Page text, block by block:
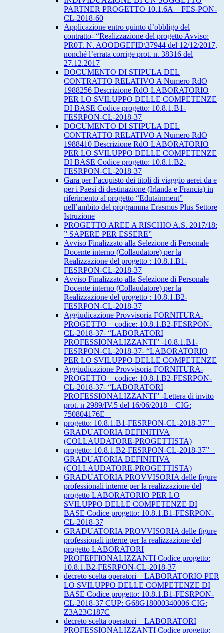
PARTNER PROGETTO 10.1.6A—FES-PON-
CL-2018-60
Applicazione entro quinto d’obbligo del
contratto- “Realizzazione del progetto Avviso:
PR0T. N. AOODGEFID\37944 del 12/12/2017,
nonché l’errata corrige prot. n. 38316 del
27.12.2017
DOCUMENTO DI STIPULA DEL
CONTRATTO RELATIVO A Numero RdO
1988256 Descrizione RdO LABORATORIO
PER LO SVILUPPO DELLE COMPETENZE
DI BASE Codice progetto: 10.8.1.B1-
FESRPON-CL-2018-37
DOCUMENTO DI STIPULA DEL
CONTRATTO RELATIVO A Numero RdO
1988410 Descrizione RdO LABORATORIO
PER LO SVILUPPO DELLE COMPETENZE
DI BASE Codice progetto: 10.8.1.B2-
FESRPON-CL-2018-37
Gara per l’acquisto dei titoli di viaggio aerei da e
per i Paesi di destinazione (Irlanda e Francia) in
riferimento al progetto “Edutainment”
nell’ambito del programma Erasmus Plus Settore
Istruzione
PROGETTO AREE A RISCHIO A.S. 2017/18:
” SAPERE PER ESSERE”
Avviso Finalizzato alla Selezione di Personale
Docente interno (Collaudatore) per la
Realizzazione del progetto : 10.8.1.B1-
FESRPON-CL-2018-37
Avviso Finalizzato alla Selezione di Personale
Docente interno (Collaudatore) per la
Realizzazione del progetto : 10.8.1.B2-
FESRPON-CL-2018-37
Aggiudicazione Provvisoria FORNITURA-
PROGETTO – codice: 10.8.1.B2-FESRPON-
CL-2018-37- “LABORATORI
PROFESSIONALIZZANTI” -10.8.1.B1-
FESRPON-CL-2018-37- “LABORATORIO
PER LO SVILUPPO DELLE COMPETENZE
Aggiudicazione Provvisoria FORNITURA-
PROGETTO – codice: 10.8.1.B2-FESRPON-
CL-2018-37- “LABORATORI
PROFESSIONALIZZANTI” -Lettera di invito
prot. n 2989/IV.5 del 16/06/2018 – CIG:
750804176E –
progetto: 10.8.1.B1-FESRPON-CL-2018-37” –
GRADUATORIA DEFINITIVA
(COLLAUDATORE-PROGETTISTA)
progetto: 10.8.1.B2-FESRPON-CL-2018-37” –
GRADUATORIA DEFINITIVA
(COLLAUDATORE-PROGETTISTA)
GRADUATORIA PROVVISORIA delle figure
professionali interne per la realizzazione del
progetto LABORATORIO PER LO
SVILUPPO DELLE COMPETENZE DI
BASE Codice progetto: 10.8.1.B1-FESRPON-
CL-2018-37
GRADUATORIA PROVVISORIA delle figure
professionali interne per la realizzazione del
progetto LABORATORI
PROFEFFIONALIZZANTI Codice progetto:
10.8.1.B2-FESRPON-CL-2018-37
decreto scelta operatori – LABORATORIO PER
LO SVILUPPO DELLE COMPETENZE DI
BASE Codice progetto: 10.8.1.B1-FESRPON-
CL-2018-37 CUP: G68G18000340006 CIG:
Z3A23C187C
decreto scelta operatori – LABORATORI
PROFESSIONALIZZANTI Codice progetto: